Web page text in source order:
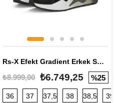
Rs-X Efekt Gradient Erkek Sneaker
₺8.999,00 ₺6.749,25 %25
36 37 37,5 38 38,5 39